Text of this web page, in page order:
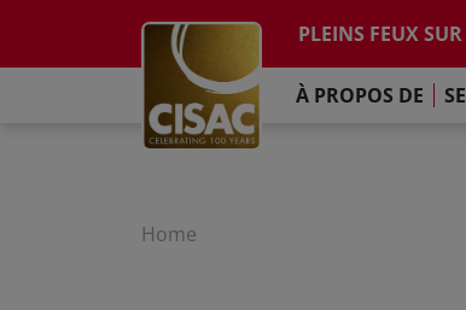
PLEINS FEUX SUR
LinkedinYoutubeInstagramFacebookTikTok
À PROPOS DE
Home